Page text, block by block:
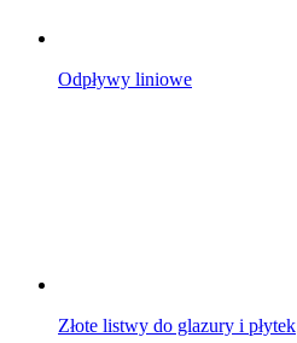
Odpływy liniowe
Złote listwy do glazury i płytek